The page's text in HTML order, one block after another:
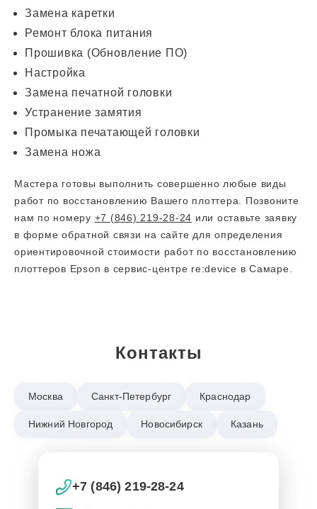
Замена каретки
Ремонт блока питания
Прошивка (Обновление ПО)
Настройка
Замена печатной головки
Устранение замятия
Промыка печатающей головки
Замена ножа
Мастера готовы выполнить совершенно любые виды
работ по восстановлению Вашего плоттера. Позвоните
нам по номеру +7 (846) 219-28-24 или оставьте заявку
в форме обратной связи на сайте для определения
ориентировочной стоимости работ по восстановлению
плоттеров Epson в сервис-центре re:device в Самаре.
Контакты
Москва Санкт-Петербург Краснодар
Нижний Новгород Новосибирск Казань
+7 (846) 219-28-24